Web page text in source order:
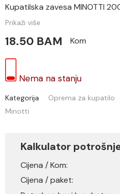
Kupatilska zavesa MINOTTI
Prikaži više
18.50 BAM Kom
Nema na stanju
Kategorija Oprema za kupatilo
Minotti
Kalkulator
Cijena / Kom:
Cijena / paket: